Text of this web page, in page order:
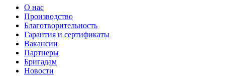
О нас
Производство
Благотворительность
Гарантия и сертификаты
Вакансии
Партнеры
Бригадам
Новости